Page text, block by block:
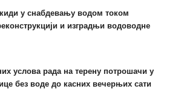
у снабдевању водом током
и изградњи водоводне
услова рада на терену потрошачи у
без воде до касних вечерњих сати